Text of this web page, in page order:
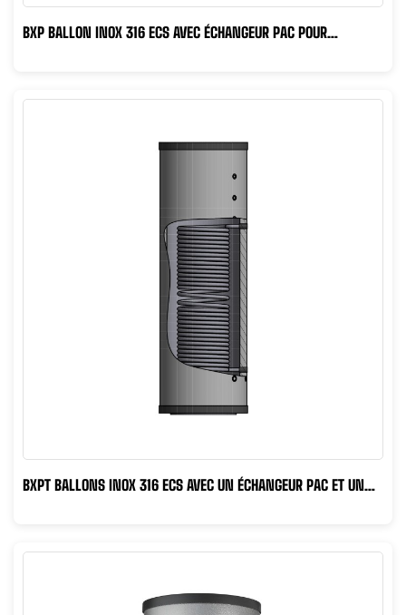
BXP BALLON INOX 316 ECS AVEC ÉCHANGEUR PAC POUR
BXPT BALLONS INOX 316 ECS AVEC UN ÉCHANGEUR PAC ET UN